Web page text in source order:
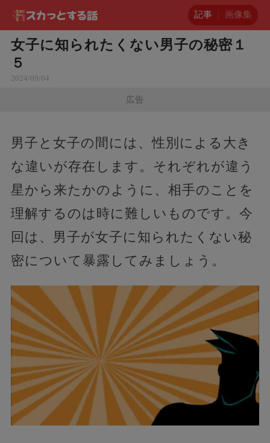
記事 画像集
女子に知られたくない男子の秘密１
５
2024/09/04
広告
男子と女子の間には、性別による大き
な違いが存在します。それぞれが違う
星から来たかのように、相手のことを
理解するのは時に難しいものです。今
回は、男子が女子に知られたくない秘
密について暴露してみましょう。